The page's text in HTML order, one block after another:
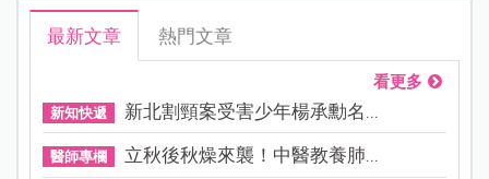
最新文章 熱門文章
看更多
新知快遞 新北割頸案受害少年楊承勳名...
醫師專欄 立秋後秋燥來襲！中醫教養肺...